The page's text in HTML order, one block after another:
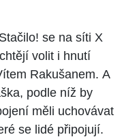
se na síti X
volit i hnutí
Rakušanem. A
podle níž by
měli uchovávat
se lidé připojují.